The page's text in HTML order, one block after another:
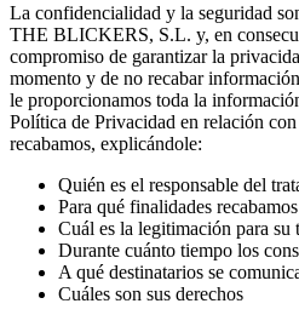
La confidencialidad y la seguridad
THE BLICKERS, S.L. y, en
compromiso de garantizar la
momento y de no recabar
le proporcionamos toda la
Política de Privacidad en relación
recabamos, explicándole:
Quién es el responsable del
Para qué finalidades
Cuál es la legitimación para su
Durante cuánto tiempo los
A qué destinatarios se
Cuáles son sus derechos